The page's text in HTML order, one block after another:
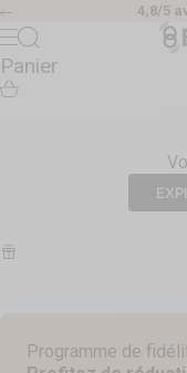
Passer au contenu
Précédent 4,8/5
Menu
Recherche
Panier
Programme de